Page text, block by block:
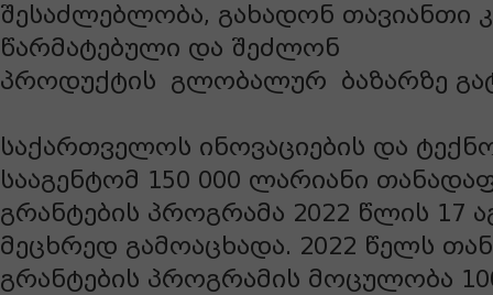
შესაძლებლობა, გახადონ თავიანთი
წარმატებული და შეძლონ
პროდუქტის გლობალურ ბაზარზე
საქართველოს ინოვაციების და
სააგენტომ 150 000 ლარიანი
გრანტების პროგრამა 2022 წლის 17
მეცხრედ გამოაცხადა. 2022 წელს
გრანტების პროგრამის მოცულობა